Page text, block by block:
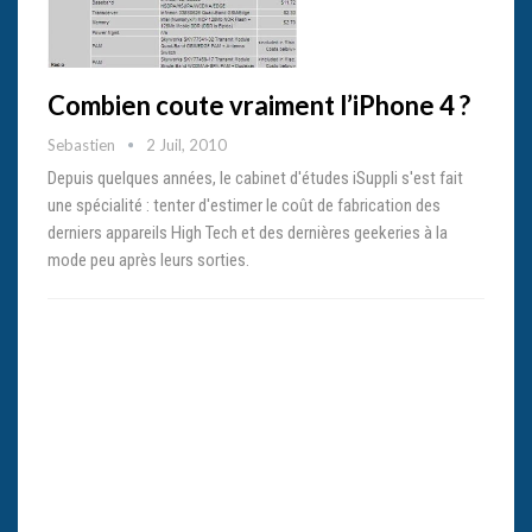
Combien coute vraiment l’iPhone 4 ?
Sebastien 2 Juil, 2010
Depuis quelques années, le cabinet d'études iSuppli s'est fait
une spécialité : tenter d'estimer le coût de fabrication des
derniers appareils High Tech et des dernières geekeries à la
mode peu après leurs sorties.